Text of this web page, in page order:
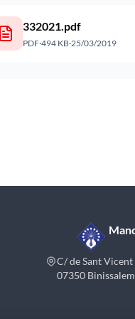
332021.pdf
PDF·494 KB·25/03/2019
C/ de Sant
07350